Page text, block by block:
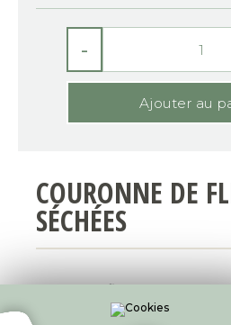
-
COURONNE DE
SÉCHÉES
Ornée de fleurs séchées
assurément éternelle.